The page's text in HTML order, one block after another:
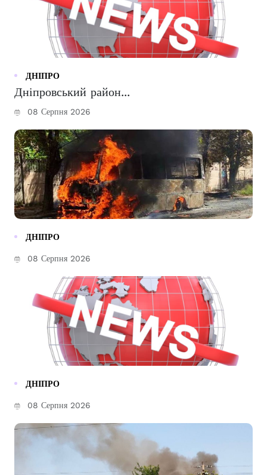
ДНІПРО
Дніпровський район...
08 Серпня 2026
ДНІПРО
08 Серпня 2026
ДНІПРО
08 Серпня 2026